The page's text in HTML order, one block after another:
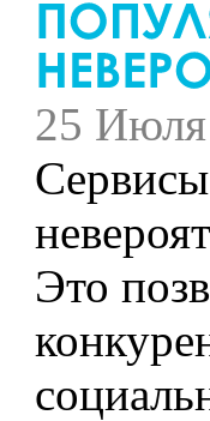
25
Сервисы
Это